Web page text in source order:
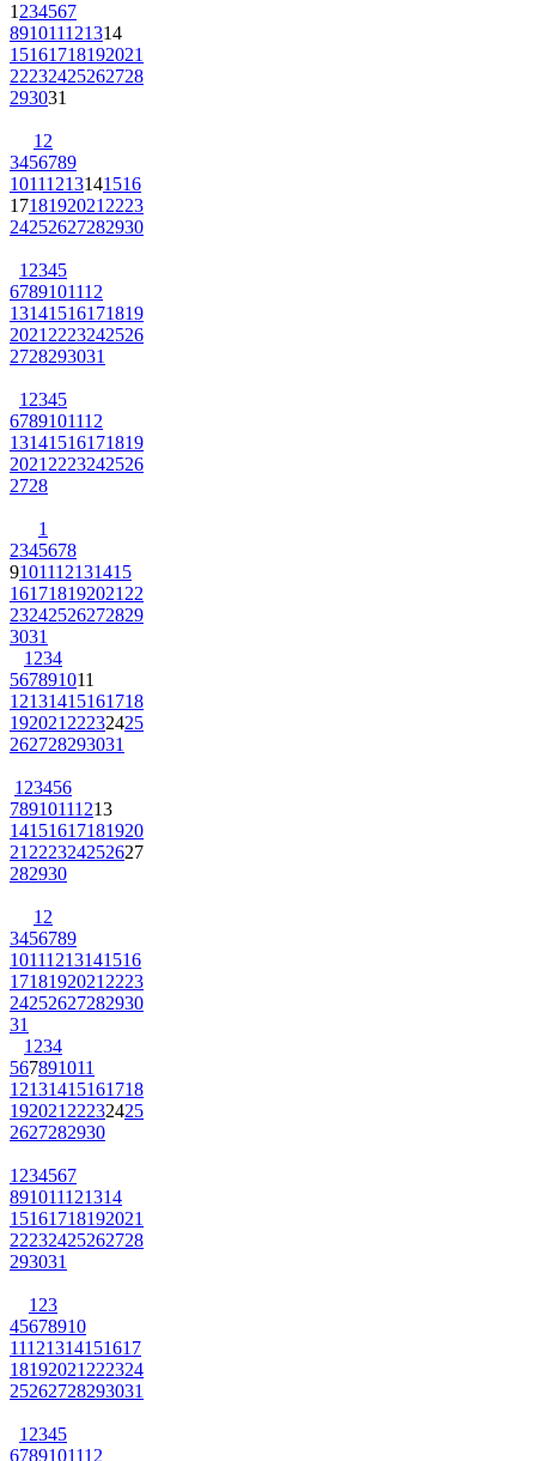
1 234567
891011121314
15161718192021
22232425262728
293031
1 2
3456789
10111213141516
1718192021 2223
24252627282930
1 2345
6789101112
13141516171819
2021 2223242526
2728293031
1 2345
6789101112
13141516171819
2021 2223242526
2728
1
2345678
9101112131415
161718192021 22
23242526272829
3031
1 234
567891011
12131415161718
192021 22232425
262728293031
1 23456
78910111213
14151617181920
21 222324252627
282930
1 2
3456789
10111213141516
1718192021 2223
24252627282930
31
1 234
567891011
12131415161718
192021 22232425
2627282930
1 234567
891011121314
15161718192021
22232425262728
293031
1 23
45678910
11121314151617
18192021 222324
25262728293031
1 2345
6789101112